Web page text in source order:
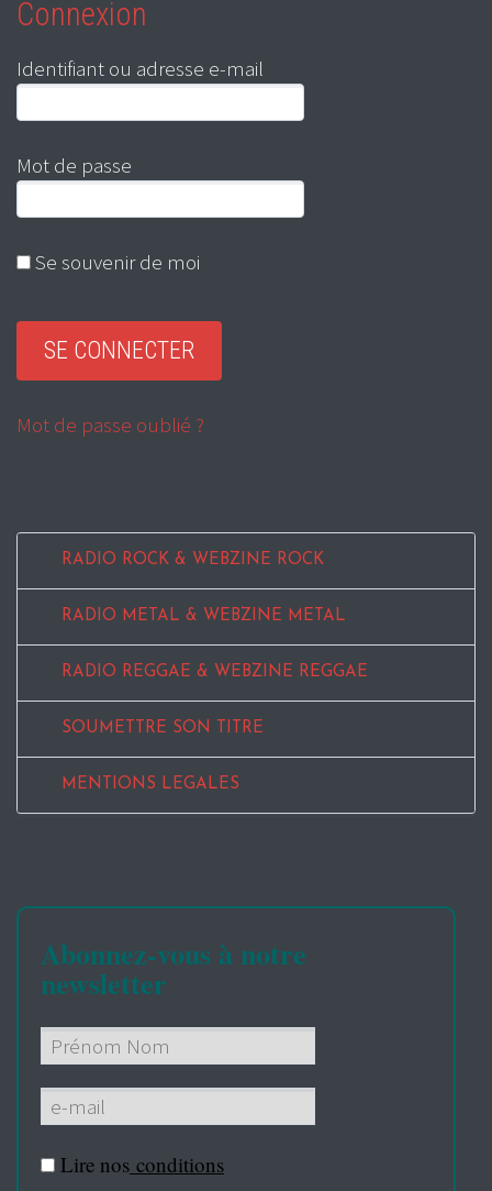
Connexion
Identifiant ou adresse e-mail
Mot de passe
Se souvenir de moi
Mot de passe oublié ?
RADIO ROCK & WEBZINE ROCK
RADIO METAL & WEBZINE METAL
RADIO REGGAE & WEBZINE REGGAE
SOUMETTRE SON TITRE
MENTIONS LEGALES
Abonnez-vous à notre
newsletter
Lire nos conditions